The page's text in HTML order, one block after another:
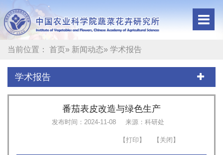
当前位置： 首页» 新闻动态» 学术报告
学术报告
番茄表皮改造与绿色生产
发布时间：2024-11-08 来源：科研处